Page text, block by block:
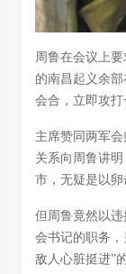
周鲁在会议上
的南昌起义余
会合，立即攻
主席赞同两军
关系向周鲁讲
市，无疑是以卵
但周鲁竟然以
会书记的职务，
敌人心脏挺进”